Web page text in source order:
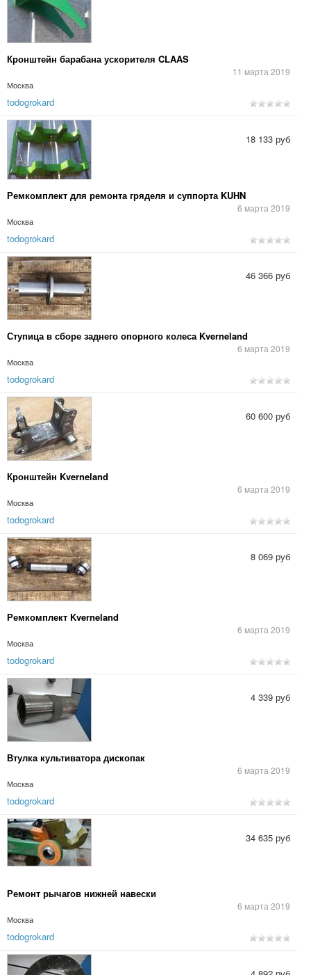
Кронштейн барабана ускорителя CLAAS
11 марта 2019
Москва
todogrokard
Ремкомплект для ремонта гряделя и суппорта KUHN
6 марта 2019
Москва
18 133 руб
todogrokard
Ступица в сборе заднего опорного колеса Kverneland
6 марта 2019
Москва
46 366 руб
todogrokard
Кронштейн Kverneland
6 марта 2019
Москва
60 600 руб
todogrokard
Ремкомплект Kverneland
6 марта 2019
Москва
8 069 руб
todogrokard
Втулка культиватора дископак
6 марта 2019
Москва
4 339 руб
todogrokard
Ремонт рычагов нижней навески
6 марта 2019
Москва
34 635 руб
todogrokard